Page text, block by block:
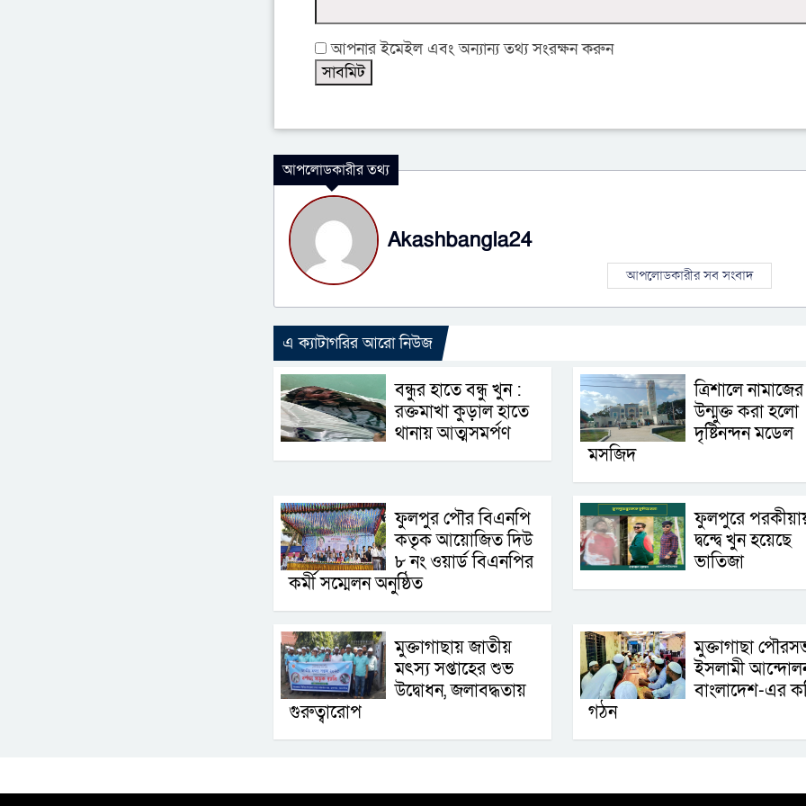
আপনার ইমেইল এবং অন্যান্য তথ্য সংরক্ষন করুন
আপলোডকারীর তথ্য
Akashbangla24
আপলোডকারীর সব সংবাদ
এ ক্যাটাগরির আরো নিউজ
বন্ধুর হাতে বন্ধু খুন :
রক্তমাখা কুড়াল হাতে
থানায় আত্মসমর্পণ
ত্রিশালে
উন্মুক্ত করা হলো
দৃষ্টিনন্দন মডেল
মসজিদ
ফুলপুর পৌর বিএনপি
কতৃক আয়োজিত দিউ
৮ নং ওয়ার্ড বিএনপির
কর্মী সম্মেলন অনুষ্ঠিত
ফুলপুরে
দ্বন্দ্বে খুন হয়েছে
ভাতিজা
‎মুক্তাগাছায় জাতীয়
মৎস্য সপ্তাহের শুভ
উদ্বোধন, জলাবদ্ধতায়
গুরুত্বারোপ
মুক্তাগাছা
ইসলামী
বাংলাদেশ-এর
গঠন